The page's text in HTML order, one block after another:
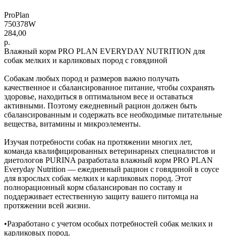
ProPlan
750378W
284,00
р.
Влажный корм PRO PLAN EVERYDAY NUTRITION для
собак мелких и карликовых пород с говядиной
Собакам любых пород и размеров важно получать
качественное и сбалансированное питание, чтобы сохранять
здоровье, находиться в оптимальном весе и оставаться
активными. Поэтому ежедневный рацион должен быть
сбалансированным и содержать все необходимые питательные
вещества, витамины и микроэлементы.
Изучая потребности собак на протяжении многих лет,
команда квалифицированных ветеринарных специалистов и
диетологов PURINA разработала влажный корм PRO PLAN
Everyday Nutrition — ежедневный рацион с говядиной в соусе
для взрослых собак мелких и карликовых пород. Этот
полнорационный корм сбалансирован по составу и
поддерживает естественную защиту вашего питомца на
протяжении всей жизни.
•Разработано с учетом особых потребностей собак мелких и
карликовых пород.